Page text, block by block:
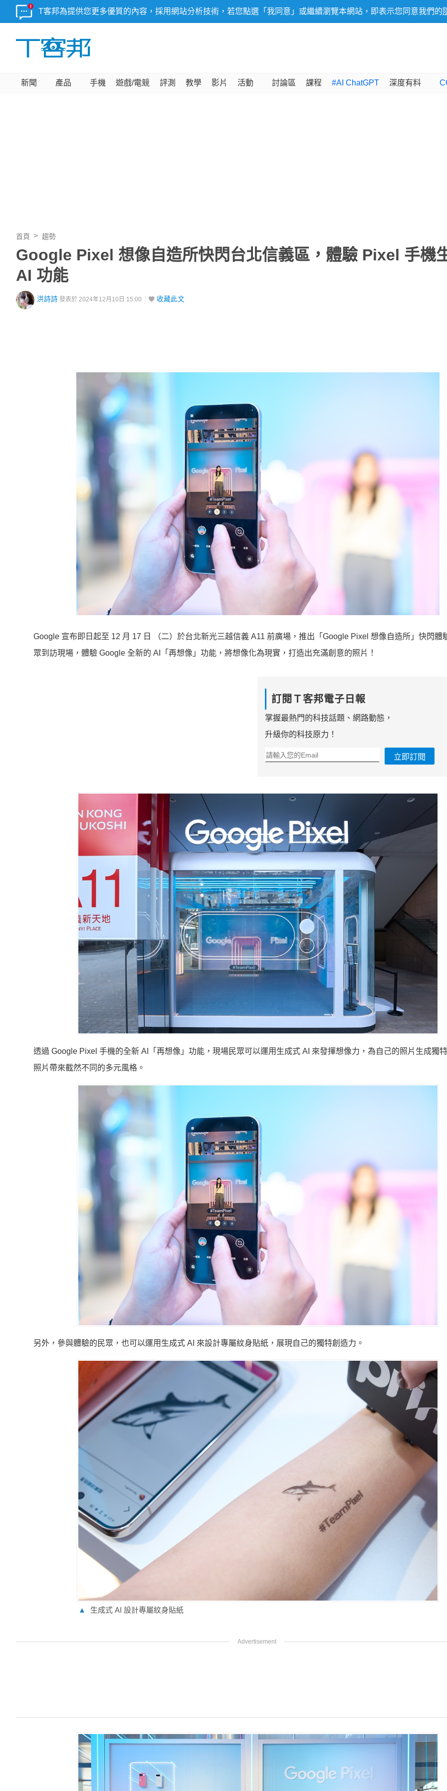
T客邦為提供您更多優質的內容，採用網站分析技術，若您點選「我同意」或繼續瀏覽本網站，即表示您同意我們的
新聞 產品 手機 遊戲/電競 評測 教學 影片 活動 討論區 課程 #AI ChatGPT 深度有料
首頁 趨勢
Google Pixel 想像自造所快閃台北信義區，體驗 Pixel 手機
AI 功能
洪詩詩 發表於 2024年12月10日 15:00 收藏此文
Google 宣布即日起至 12 月 17 日 （二）於台北新光三越信義 A11 前廣場，推出「Google Pixel 想像自造所」快閃體
眾到訪現場，體驗 Google 全新的 AI「再想像」功能，將想像化為現實，打造出充滿創意的照片！
訂閱Ｔ客邦電子日報
掌握最熱門的科技話題、網路動態，
升級你的科技原力！
立即訂閱
透過 Google Pixel 手機的全新 AI「再想像」功能，現場民眾可以運用生成式 AI 來發揮想像力，為自己的照片生成獨
照片帶來截然不同的多元風格。
另外，參與體驗的民眾，也可以運用生成式 AI 來設計專屬紋身貼紙，展現自己的獨特創造力。
▲ 生成式 AI 設計專屬紋身貼紙